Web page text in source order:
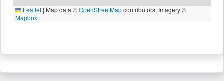
Leaflet | Map data ©OpenStreetMapcontributors, Imagery ©
Mapbox